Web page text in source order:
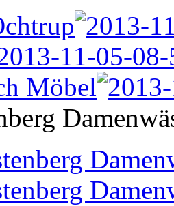
Möbel